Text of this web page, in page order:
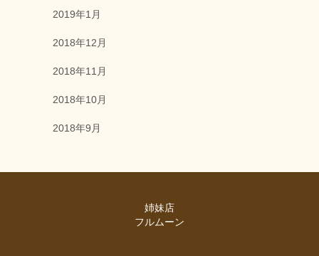
2019年1月
2018年12月
2018年11月
2018年10月
2018年9月
姉妹店
フルムーン